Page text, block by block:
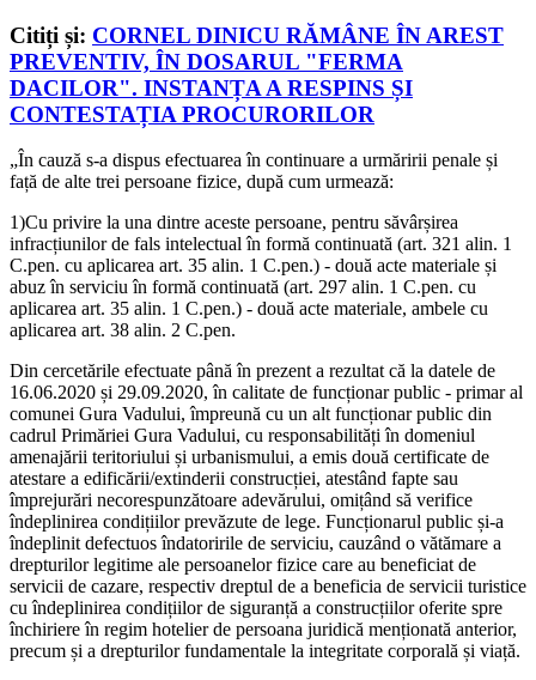
Citiți și: CORNEL DINICU RĂMÂNE ÎN AREST
PREVENTIV, ÎN DOSARUL "FERMA
DACILOR". INSTANȚA A RESPINS ȘI
CONTESTAȚIA PROCURORILOR
„În cauză s-a dispus efectuarea în continuare a urmăririi penale și
față de alte trei persoane fizice, după cum urmează:
1)Cu privire la una dintre aceste persoane, pentru săvârșirea
infracțiunilor de fals intelectual în formă continuată (art. 321 alin. 1
C.pen. cu aplicarea art. 35 alin. 1 C.pen.) - două acte materiale și
abuz în serviciu în formă continuată (art. 297 alin. 1 C.pen. cu
aplicarea art. 35 alin. 1 C.pen.) - două acte materiale, ambele cu
aplicarea art. 38 alin. 2 C.pen.
Din cercetările efectuate până în prezent a rezultat că la datele de
16.06.2020 și 29.09.2020, în calitate de funcționar public - primar al
comunei Gura Vadului, împreună cu un alt funcționar public din
cadrul Primăriei Gura Vadului, cu responsabilități în domeniul
amenajării teritoriului și urbanismului, a emis două certificate de
atestare a edificării/extinderii construcției, atestând fapte sau
împrejurări necorespunzătoare adevărului, omițând să verifice
îndeplinirea condițiilor prevăzute de lege. Funcționarul public și-a
îndeplinit defectuos îndatoririle de serviciu, cauzând o vătămare a
drepturilor legitime ale persoanelor fizice care au beneficiat de
servicii de cazare, respectiv dreptul de a beneficia de servicii turistice
cu îndeplinirea condițiilor de siguranță a construcțiilor oferite spre
închiriere în regim hotelier de persoana juridică menționată anterior,
precum și a drepturilor fundamentale la integritate corporală și viață.